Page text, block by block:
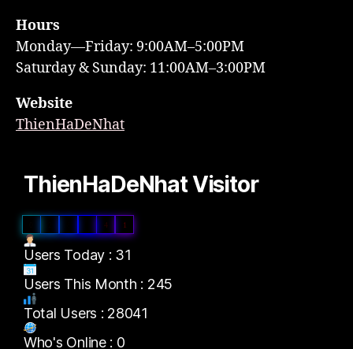
Hours
Monday—Friday: 9:00AM–5:00PM
Saturday & Sunday: 11:00AM–3:00PM
Website
ThienHaDeNhat
ThienHaDeNhat Visitor
4 1
Users Today : 31
Users This Month : 245
Total Users : 28041
Who's Online : 0